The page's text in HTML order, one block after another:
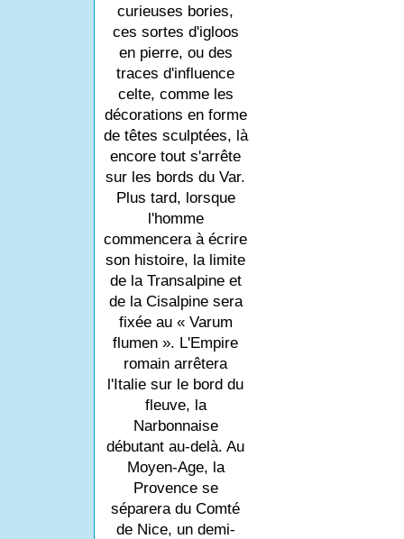
curieuses bories,
ces sortes d'igloos
en pierre, ou des
traces d'influence
celte, comme les
décorations en forme
de têtes sculptées, là
encore tout s'arrête
sur les bords du Var.
Plus tard, lorsque
l'homme
commencera à écrire
son histoire, la limite
de la Transalpine et
de la Cisalpine sera
fixée au « Varum
flumen ». L'Empire
romain arrêtera
l'Italie sur le bord du
fleuve, la
Narbonnaise
débutant au-delà. Au
Moyen-Age, la
Provence se
séparera du Comté
de Nice, un demi-